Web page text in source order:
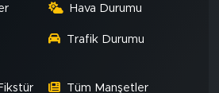
Hava Durumu
Trafik Durumu
Tüm Manşetler